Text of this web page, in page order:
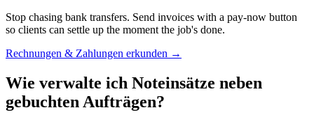
Stop chasing bank transfers. Send invoices with a pay-now button
so clients can settle up the moment the job's done.
Rechnungen & Zahlungen erkunden →
Wie verwalte ich Noteinsätze neben
gebuchten Aufträgen?